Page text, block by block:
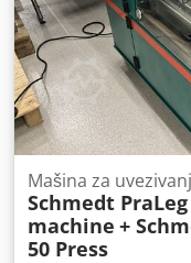
Mašina za
Schmedt
machine +
50 Press